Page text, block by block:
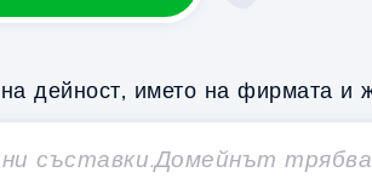
дейност, името на фирмата и